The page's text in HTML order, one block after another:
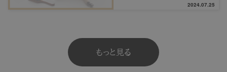
2024.07.25
もっと見る